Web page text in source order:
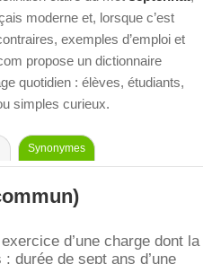
moderne et, lorsque c’est
exemples d’emploi et
propose un dictionnaire
quotidien : élèves, étudiants,
simples curieux.
Synonymes
d’une charge dont la
durée de sept ans d’une